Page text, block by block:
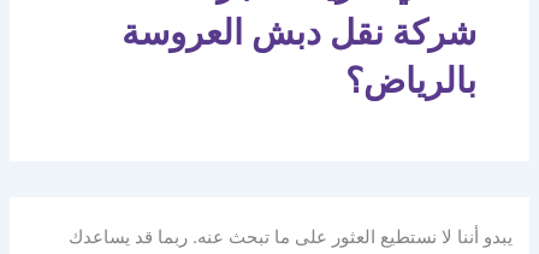
شركة نقل دبش العروسة
بالرياض؟
يبدو أننا لا نستطيع العثور على ما تبحث عنه. ربما قد يساعدك